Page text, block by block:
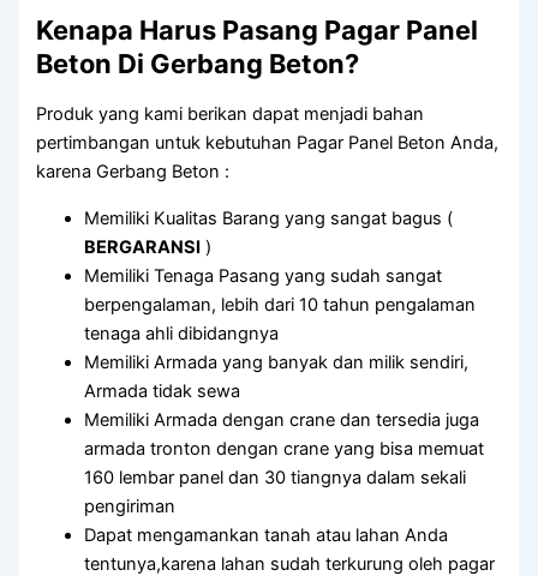
Kenapa Harus Pasang Pagar Panel
Beton Di Gerbang Beton?
Produk yang kami berikan dapat menjadi bahan
pertimbangan untuk kebutuhan Pagar Panel Beton Anda,
karena Gerbang Beton :
Memiliki Kualitas Barang yang sangat bagus (
BERGARANSI )
Memiliki Tenaga Pasang yang sudah sangat
berpengalaman, lebih dari 10 tahun pengalaman
tenaga ahli dibidangnya
Memiliki Armada yang banyak dan milik sendiri,
Armada tidak sewa
Memiliki Armada dengan crane dan tersedia juga
armada tronton dengan crane yang bisa memuat
160 lembar panel dan 30 tiangnya dalam sekali
pengiriman
Dapat mengamankan tanah atau lahan Anda
tentunya,karena lahan sudah terkurung oleh pagar